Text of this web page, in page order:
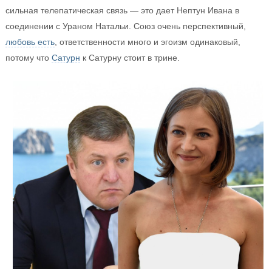
сильная телепатическая связь — это дает Нептун Ивана в
соединении с Ураном Натальи. Союз очень перспективный,
любовь есть, ответственности много и эгоизм одинаковый,
потому что Сатурн к Сатурну стоит в трине.